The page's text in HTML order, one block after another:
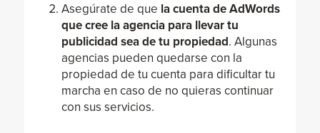
Asegúrate de que la cuenta de AdWords
que cree la agencia para llevar tu
publicidad sea de tu propiedad. Algunas
agencias pueden quedarse con la
propiedad de tu cuenta para dificultar tu
marcha en caso de no quieras continuar
con sus servicios.